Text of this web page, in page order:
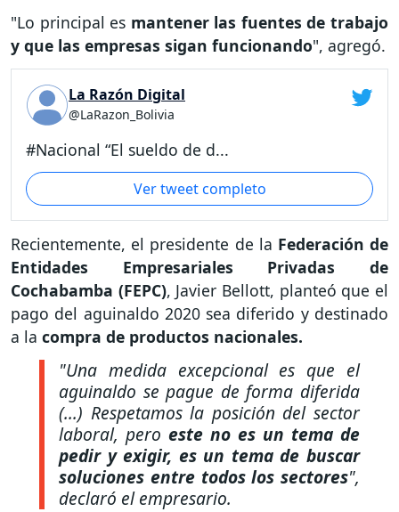
"Lo principal es mantener las fuentes de trabajo
y que las empresas sigan funcionando", agregó.
La Razón Digital
@LaRazon_Bolivia
#Nacional “El sueldo de d...
Ver tweet completo
Recientemente, el presidente de la Federación de
Entidades Empresariales Privadas de
Cochabamba (FEPC), Javier Bellott, planteó que el
pago del aguinaldo 2020 sea diferido y destinado
a la compra de productos nacionales.
"Una medida excepcional es que el
aguinaldo se pague de forma diferida
(...) Respetamos la posición del sector
laboral, pero este no es un tema de
pedir y exigir, es un tema de buscar
soluciones entre todos los sectores",
declaró el empresario.